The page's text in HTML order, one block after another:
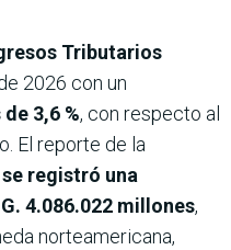
Tributarios
2026 con un
3,6 %, con respecto al
El reporte de la
registró una
4.086.022 millones,
norteamericana,